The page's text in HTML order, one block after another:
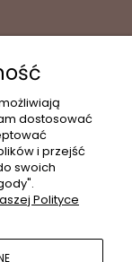
dostosować
i przejść
swoich
Polityce